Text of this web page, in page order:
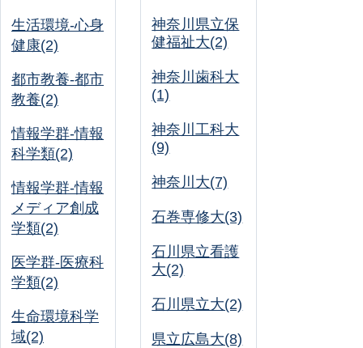
生活環境-心身
健康(2)
都市教養-都市
教養(2)
情報学群-情報
科学類(2)
情報学群-情報
メディア創成
学類(2)
医学群-医療科
学類(2)
生命環境科学
域(2)
神奈川県立保
健福祉大(2)
神奈川歯科大
(1)
神奈川工科大
(9)
神奈川大(7)
石巻専修大(3)
石川県立看護
大(2)
石川県立大(2)
県立広島大(8)